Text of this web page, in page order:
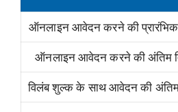
ऑनलाइन आवेदन करने की प्रारंभिक
ऑनलाइन आवेदन करने की अंतिम
विलंब शुल्क के साथ आवेदन की अंतिम